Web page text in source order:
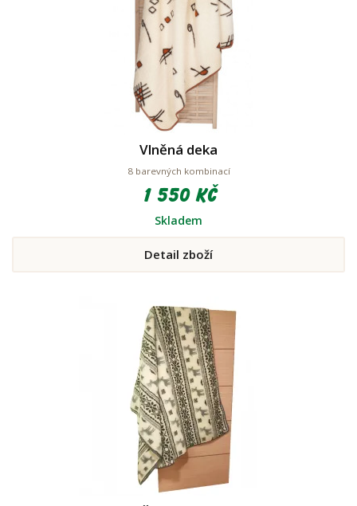
Vlněná deka
8 barevných kombinací
1 550 Kč
Skladem
Detail zboží